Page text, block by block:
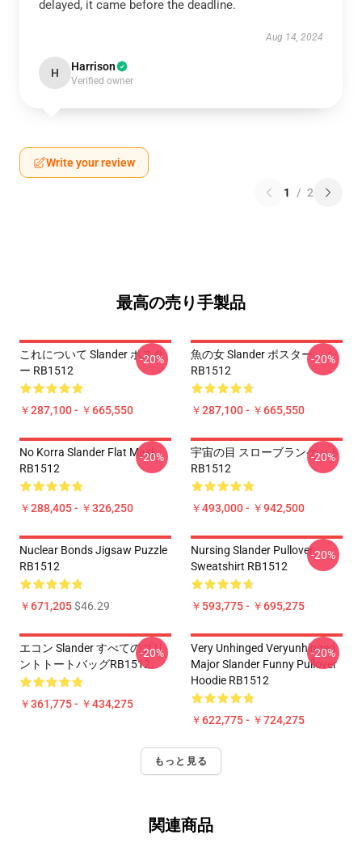
delayed, it came before the deadline.
Aug 14, 2024
H Harrison
Verified owner
Write your review
1 / 2
最高の売り手製品
これについて Slander ポスタ
ー RB1512
￥287,100 - ￥665,550
-20%
魚の女 Slander ポスター
RB1512
￥287,100 - ￥665,550
-20%
No Korra Slander Flat Mask
RB1512
￥288,405 - ￥326,250
-20%
宇宙の目 スローブランケット
RB1512
￥493,000 - ￥942,500
-20%
Nuclear Bonds Jigsaw Puzzle
RB1512
￥671,205$46.29
Nursing Slander Pullover
Sweatshirt RB1512
￥593,775 - ￥695,275
-20%
エコン Slander すべてのプリ
ントトートバッグRB1512
￥361,775 - ￥434,275
-20%
Very Unhinged Veryunhinged
Major Slander Funny Pullover
Hoodie RB1512
￥622,775 - ￥724,275
-20%
もっと見る
関連商品